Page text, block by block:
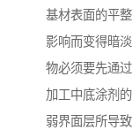
基材表面的平
影响而变得暗
物必须要先通
加工中底涂剂
弱界面层所导